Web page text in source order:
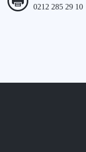
0212 285 29 10